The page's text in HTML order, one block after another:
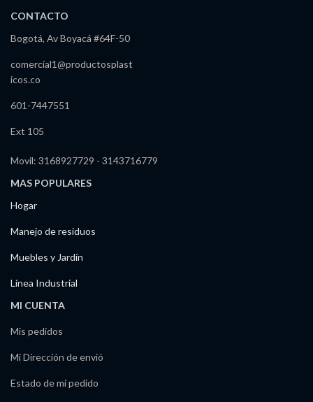
CONTACTO
Bogotá, Av Boyacá #64F-50
comercial1@productosplast
icos.co
601-7447551
Ext 105
Movil: 3168927729 - 3143716779
MAS POPULARES
Hogar
Manejo de residuos
Muebles y Jardín
Línea Industrial
MI CUENTA
Mis pedidos
Mi Dirección de envió
Estado de mi pedido